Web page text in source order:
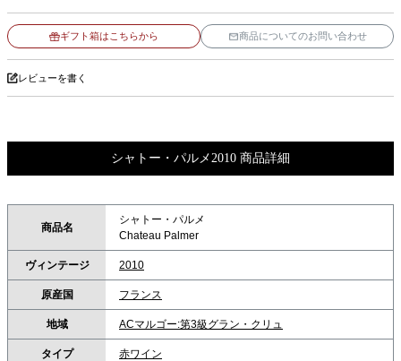
ギフト箱はこちらから 商品についてのお問い合わせ
レビューを書く
シャトー・パルメ2010 商品詳細
商品名
シャトー・パルメ
Chateau Palmer
ヴィンテージ 2010
原産国 フランス
地域 ACマルゴー:第3級グラン・クリュ
タイプ 赤ワイン